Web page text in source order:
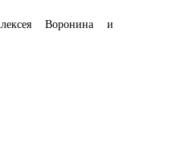
Воронина и